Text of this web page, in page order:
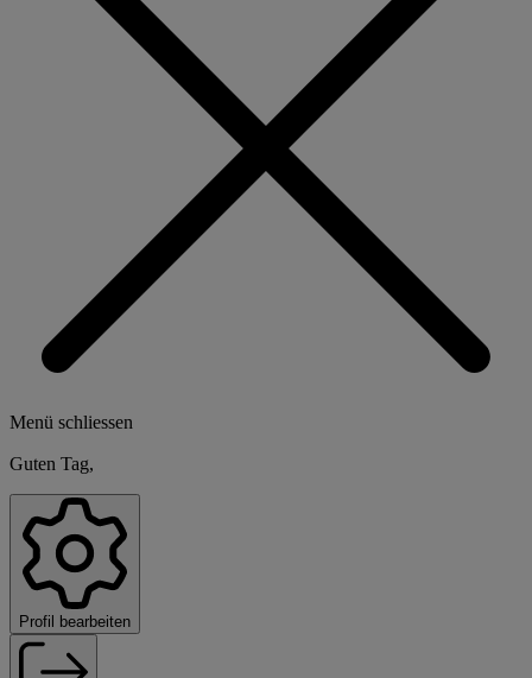
Menü schliessen
Guten Tag,
Profil bearbeiten